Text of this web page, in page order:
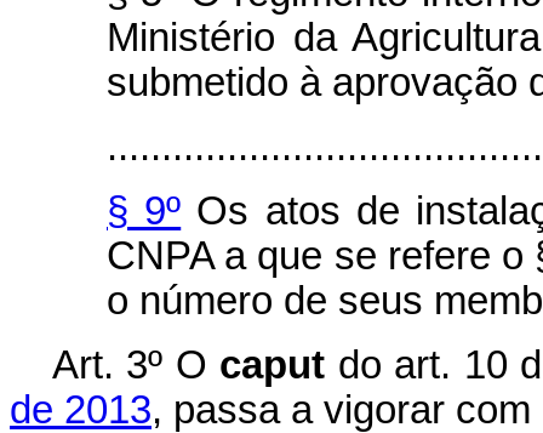
Ministério da
submetido à aprovação
§ 9º Os atos de
CNPA a que se refere o
o número de seus
Art. 3º O caput do art. 10
de 2013, passa a vigorar